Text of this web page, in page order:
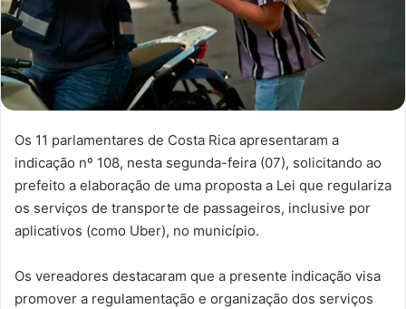
Os 11 parlamentares de Costa Rica apresentaram a
indicação nº 108, nesta segunda-feira (07), solicitando ao
prefeito a elaboração de uma proposta a Lei que regulariza
os serviços de transporte de passageiros, inclusive por
aplicativos (como Uber), no município.
Os vereadores destacaram que a presente indicação visa
promover a regulamentação e organização dos serviços